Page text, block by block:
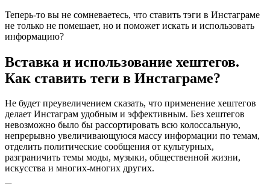
Теперь-то вы не сомневаетесь, что ставить тэги в Инстаграме
не только не помешает, но и поможет искать и использовать
информацию?
Вставка и использование хештегов.
Как ставить теги в Инстаграме?
Не будет преувеличением сказать, что применение хештегов
делает Инстаграм удобным и эффективным. Без хештегов
невозможно было бы рассортировать всю колоссальную,
непрерывно увеличивающуюся массу информации по темам,
отделить политические сообщения от культурных,
разграничить темы моды, музыки, общественной жизни,
искусства и многих-многих других.